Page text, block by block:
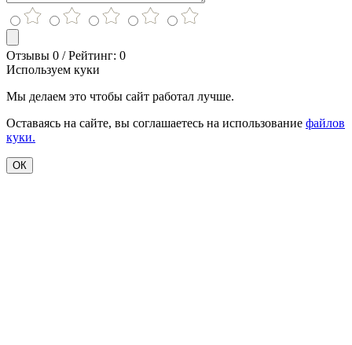
Отзывы 0 / Рейтинг: 0
Используем куки
Мы делаем это чтобы сайт работал лучше.
Оставаясь на сайте, вы соглашаетесь на использование файлов
куки.
ОК